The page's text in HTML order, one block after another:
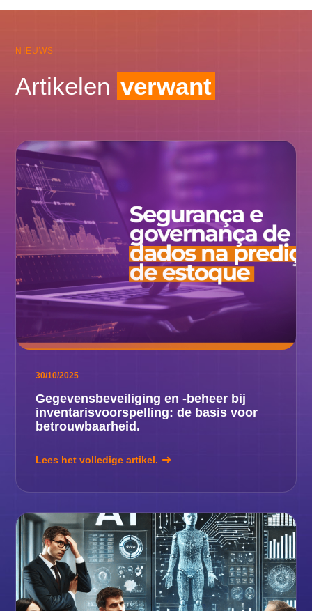
NIEUWS
Artikelen verwant
30/10/2025
Gegevensbeveiliging en -beheer bij
inventarisvoorspelling: de basis voor
betrouwbaarheid.
Lees het volledige artikel.